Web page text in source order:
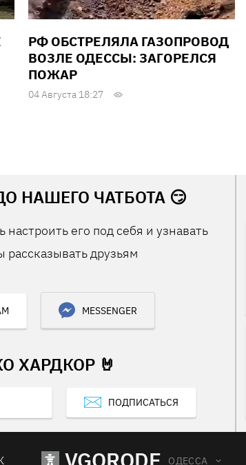
РФ ОБСТРЕЛЯЛА ГАЗОПРОВОД
ВОЗЛЕ ОДЕССЫ: ЗАГОРЕЛСЯ
ПОЖАР
04 Августа 18:27
НАШЕГО ЧАТБОТА 😏
его под себя и узнавать
друзьям
MESSENGER
ХАРДКОР 🤘
ПОДПИСАТЬСЯ
ОДЕССА